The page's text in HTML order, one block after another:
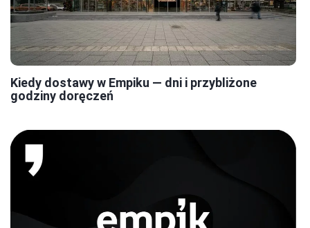
Kiedy dostawy w Empiku — dni i przybliżone
godziny doręczeń